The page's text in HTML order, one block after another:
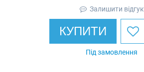
Залишити відгук
КУПИТИ
Під замовлення